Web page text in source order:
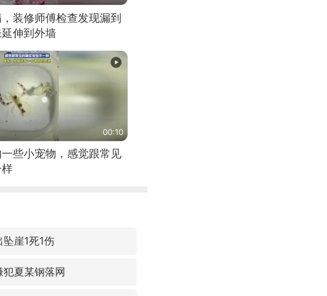
装修师傅检查发现漏到
伸到外墙
00:10
些小宠物，感觉跟常见
崖1死1伤
夏某钢落网